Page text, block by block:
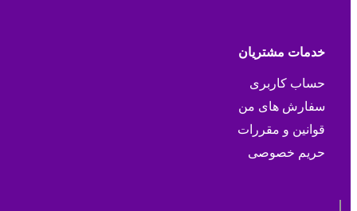
خدمات مشتریان
حساب کاربری
سفارش های من
قوانین و مقررات
حریم خصوصی